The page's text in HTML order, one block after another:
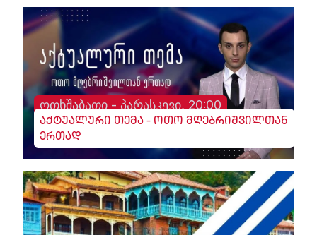
ოთხშაბათი - პარასკევი, 20:00
აქტუალური თემა - ოთო მღებრიშვილთან
ერთად